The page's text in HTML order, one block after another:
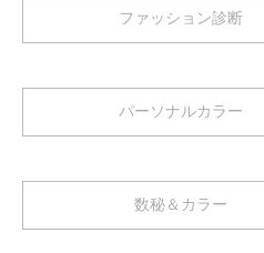
ファッション診断
パーソナルカラー
数秘＆カラー